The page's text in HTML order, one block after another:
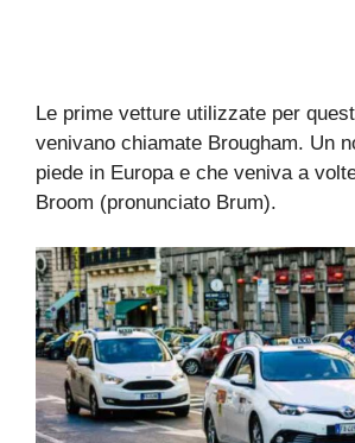
Le prime vetture utilizzate per
venivano chiamate Brougham. Un
piede in Europa e che veniva a
Broom (pronunciato Brum).